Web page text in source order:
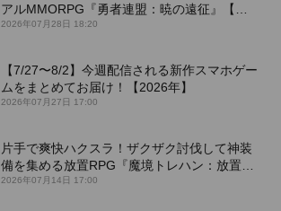
アルMMORPG『勇者連盟：暁の遠征』【最
新作PICKUP】
2026年07月28日 18:20
【7/27〜8/2】今週配信される新作スマホゲー
ムをまとめてお届け！【2026年】
2026年07月27日 17:00
片手で爽快ハクスラ！ザクザク討伐して神装
備を集める放置RPG『魔境トレハン：放置で
神装備』【最新作PICKUP】
2026年07月14日 17:00